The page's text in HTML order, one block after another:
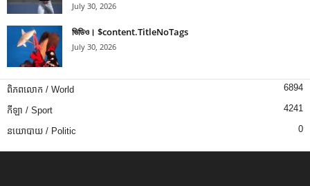
July 30, 2026
ভিডিও। $content.TitleNoTags
July 30, 2026
ពិភពលោក / World 6894
កីឡា / Sport 4241
នយោបាយ / Politic 0